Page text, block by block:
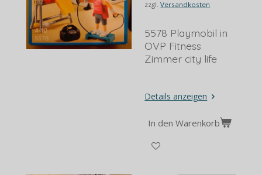
zzgl.Versandkosten
5578 Playmobil in
OVP Fitness
Zimmer city life
Details anzeigen
In den Warenkorb